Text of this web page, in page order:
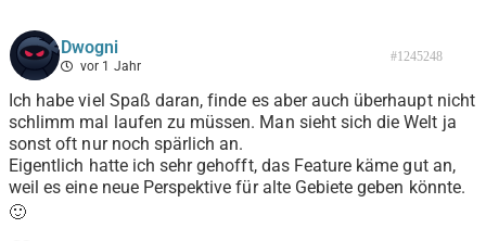
Dwogni
vor 1 Jahr
#1245248
Ich habe viel Spaß daran, finde es aber auch überhaupt nicht
schlimm mal laufen zu müssen. Man sieht sich die Welt ja
sonst oft nur noch spärlich an.
Eigentlich hatte ich sehr gehofft, das Feature käme gut an,
weil es eine neue Perspektive für alte Gebiete geben könnte.
🙂